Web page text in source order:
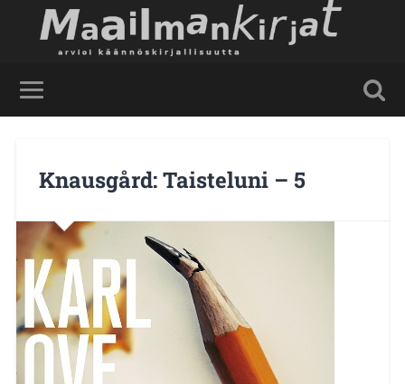
Knausgård: Taisteluni – 5